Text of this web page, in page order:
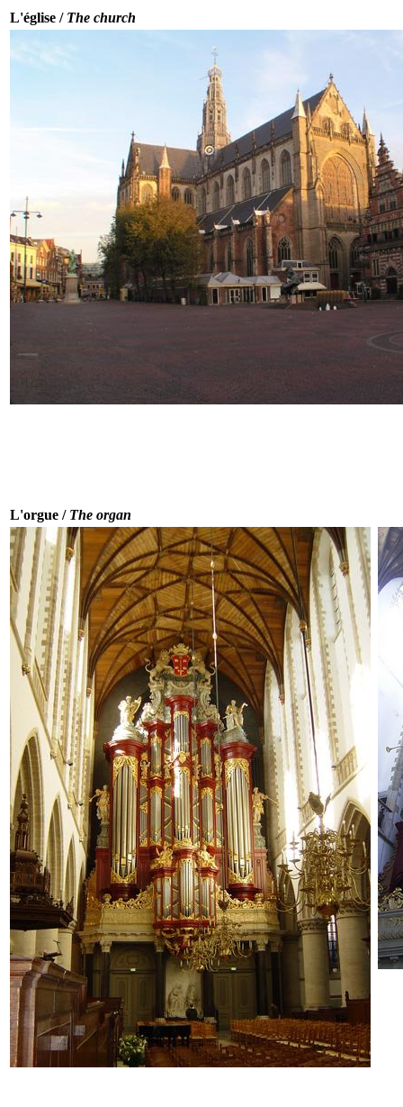
L'église / The church
L'orgue / The organ